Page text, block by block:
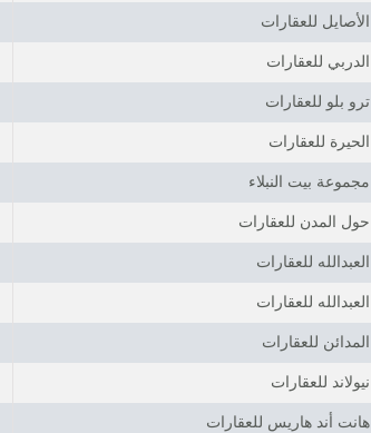
الأصايل للعقارات
الدربي للعقارات
ترو بلو للعقارات
الحيرة للعقارات
مجموعة بيت النبلاء
حول المدن للعقارات
العبدالله للعقارات
العبدالله للعقارات
المدائن للعقارات
نيولاند للعقارات
هانت أند هاريس للعقارات